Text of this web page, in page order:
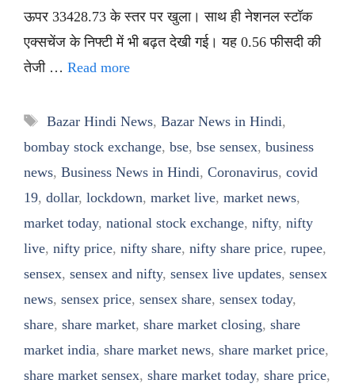
ऊपर 33428.73 के स्तर पर खुला। साथ ही नेशनल स्टॉक
एक्सचेंज के निफ्टी में भी बढ़त देखी गई। यह 0.56 फीसदी की
तेजी … Read more
Tags
Bazar Hindi News, Bazar News in Hindi,
bombay stock exchange, bse, bse sensex, business
news, Business News in Hindi, Coronavirus, covid
19, dollar, lockdown, market live, market news,
market today, national stock exchange, nifty, nifty
live, nifty price, nifty share, nifty share price, rupee,
sensex, sensex and nifty, sensex live updates, sensex
news, sensex price, sensex share, sensex today,
share, share market, share market closing, share
market india, share market news, share market price,
share market sensex, share market today, share price,